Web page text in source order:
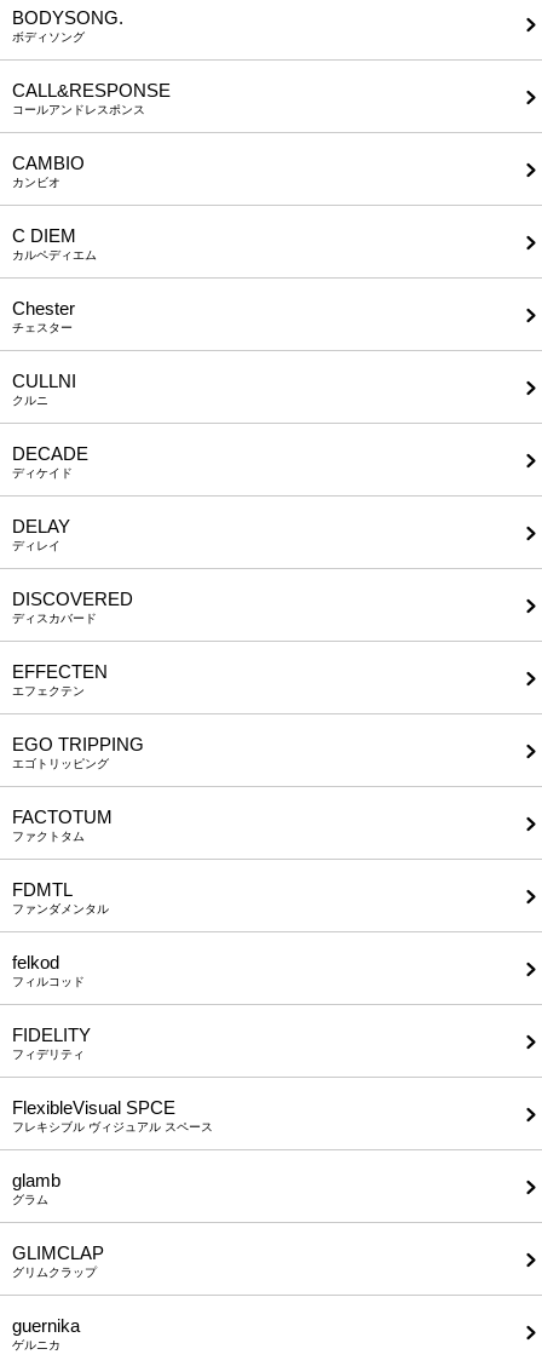
BODYSONG.
ボディソング
CALL&RESPONSE
コールアンドレスポンス
CAMBIO
カンビオ
C DIEM
カルペディエム
Chester
チェスター
CULLNI
クルニ
DECADE
ディケイド
DELAY
ディレイ
DISCOVERED
ディスカバード
EFFECTEN
エフェクテン
EGO TRIPPING
エゴトリッピング
FACTOTUM
ファクトタム
FDMTL
ファンダメンタル
felkod
フィルコッド
FIDELITY
フィデリティ
FlexibleVisual SPCE
フレキシブル ヴィジュアル スペース
glamb
グラム
GLIMCLAP
グリムクラップ
guernika
ゲルニカ